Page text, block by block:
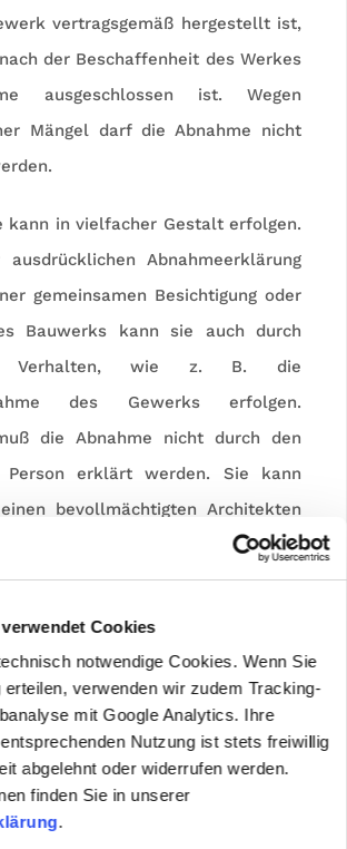
Cookies
notwendige Cookies. Wenn Sie
erteilen, verwenden wir zudem Tracking-
mit Google Analytics. Ihre
Nutzung ist stets freiwillig
abgelehnt oder widerrufen werden.
finden Sie in unserer
.
vertragsgemäß hergestellt ist,
der Beschaffenheit des Werkes
ausgeschlossen ist. Wegen
Mängel darf die Abnahme nicht
kann in vielfacher Gestalt erfolgen.
Abnahmeerklärung
gemeinsamen Besichtigung oder
Bauwerks kann sie auch durch
Verhalten, wie z. B. die
des Gewerks erfolgen.
die Abnahme nicht durch den
Person erklärt werden. Sie kann
bevollmächtigten Architekten
werden. Weitere Formen der
detailliert in den allgemeinen
für die Ausführung von
(VOB/B) geregelt. Sie sind
wenn in dem Werk- oder
VOB/B wirksam einbezogen ist.
berufen sich Auftragnehmer auf
durch Ingebrauchnahme seitens